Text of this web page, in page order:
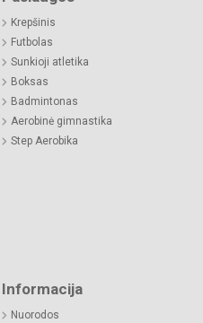
Krepšinis
Futbolas
Sunkioji atletika
Boksas
Badmintonas
Aerobinė gimnastika
Step Aerobika
Informacija
Nuorodos